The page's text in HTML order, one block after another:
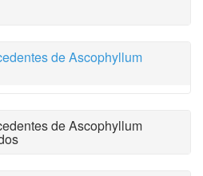
de Ascophyllum
de Ascophyllum